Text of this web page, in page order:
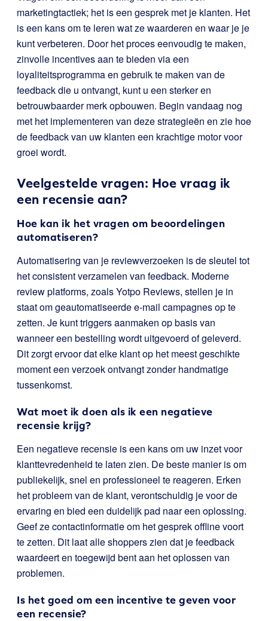
marketingtactiek; het is een gesprek met je klanten. Het
is een kans om te leren wat ze waarderen en waar je je
kunt verbeteren. Door het proces eenvoudig te maken,
zinvolle incentives aan te bieden via een
loyaliteitsprogramma en gebruik te maken van de
feedback die u ontvangt, kunt u een sterker en
betrouwbaarder merk opbouwen. Begin vandaag nog
met het implementeren van deze strategieën en zie hoe
de feedback van uw klanten een krachtige motor voor
groei wordt.
Veelgestelde vragen: Hoe vraag ik
een recensie aan?
Hoe kan ik het vragen om beoordelingen
automatiseren?
Automatisering van je reviewverzoeken is de sleutel tot
het consistent verzamelen van feedback. Moderne
review platforms, zoals Yotpo Reviews, stellen je in
staat om geautomatiseerde e-mail campagnes op te
zetten. Je kunt triggers aanmaken op basis van
wanneer een bestelling wordt uitgevoerd of geleverd.
Dit zorgt ervoor dat elke klant op het meest geschikte
moment een verzoek ontvangt zonder handmatige
tussenkomst.
Wat moet ik doen als ik een negatieve
recensie krijg?
Een negatieve recensie is een kans om uw inzet voor
klanttevredenheid te laten zien. De beste manier is om
publiekelijk, snel en professioneel te reageren. Erken
het probleem van de klant, verontschuldig je voor de
ervaring en bied een duidelijk pad naar een oplossing.
Geef ze contactinformatie om het gesprek offline voort
te zetten. Dit laat alle shoppers zien dat je feedback
waardeert en toegewijd bent aan het oplossen van
problemen.
Is het goed om een incentive te geven voor
een recensie?